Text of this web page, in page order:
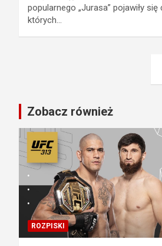
popularnego „Jurasa” pojawiły
których…
Zobacz również
ROZPISKI